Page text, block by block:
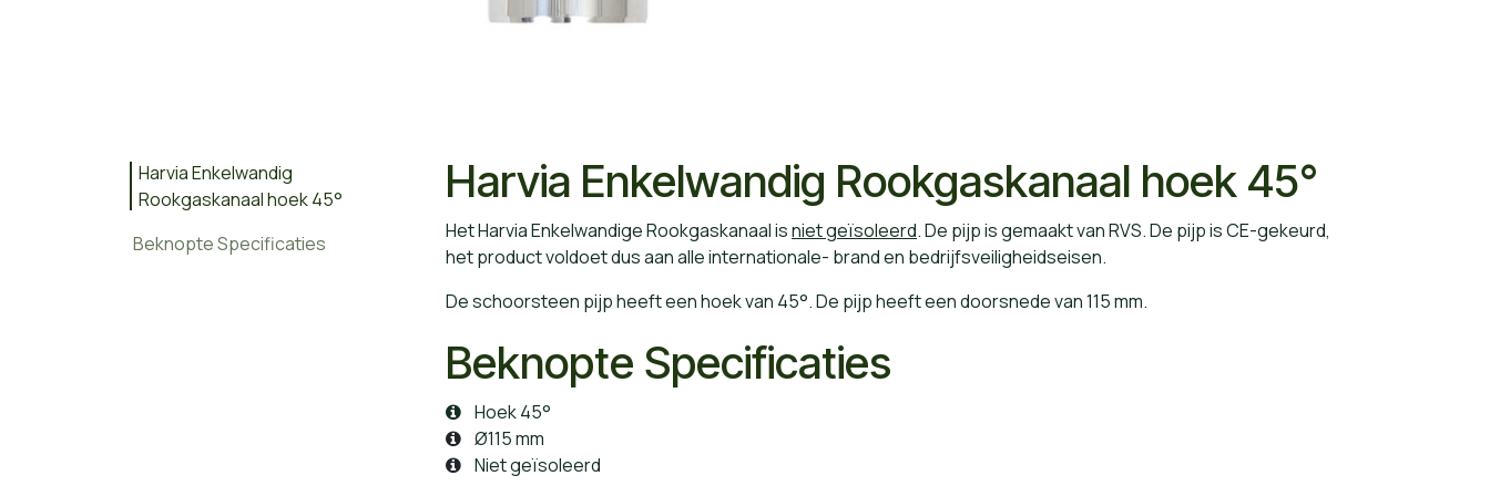
Harvia Enkelwandig
Rookgaskanaal hoek 45°
Beknopte Specificaties
Harvia Enkelwandig Rookgaskanaal hoek 45°
Het Harvia Enkelwandige Rookgaskanaal isniet geïsoleerd. De pijp is gemaakt van RVS. De pijp is CE-gekeurd,
het product voldoet dus aan alle internationale- brand en bedrijfsveiligheidseisen.
De schoorsteen pijp heeft een hoek van 45°. De pijp heeft een doorsnede van 115 mm.
Beknopte Specificaties
Hoek 45°
Ø115 mm
Niet geïsoleerd